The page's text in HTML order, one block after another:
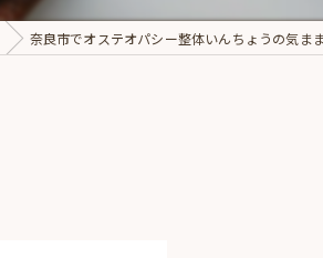
奈良市でオステオパシー整体いんちょうの気ま